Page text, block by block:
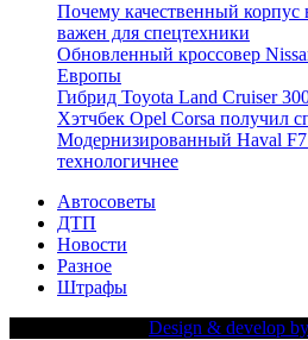
Почему качественный корпус
важен для спецтехники
Обновленный кроссовер
Европы
Гибрид Toyota Land Cruiser
Хэтчбек Opel Corsa получил
Модернизированный Haval
технологичнее
Автосоветы
ДТП
Новости
Разное
Штрафы
Design & develop